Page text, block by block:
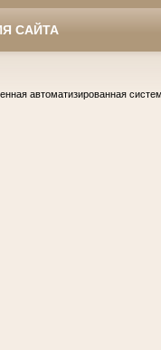
САЙТА
автоматизированная